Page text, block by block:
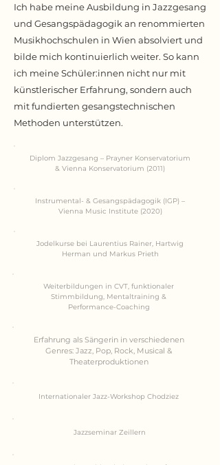
Ich habe meine Ausbildung in Jazzgesang
und Gesangspädagogik an renommierten
Musikhochschulen in Wien absolviert und
bilde mich kontinuierlich weiter. So kann
ich meine Schüler:innen nicht nur mit
künstlerischer Erfahrung, sondern auch
mit fundierten gesangstechnischen
Methoden unterstützen.​
Diplom Jazzgesang – Prayner Konservatorium
& Vienna Konservatorium (2011)
Instrumental- & Gesangspädagogik (IGP) –
Vienna Music Institute (2020)
Jodelkurse bei Laurentius Rainer, Hartwig
Herman und Markus Prieth
Weiterbildungen in CVT, funktionaler
Stimmbildung, Mentaltraining &
Performance-Coaching
Erfahrung als Sängerin in verschiedenen
Genres: Jazz, Pop, Rock, Musical &
Theaterproduktionen
Internationaler Jazz-Workshop Chodziez
Jazzseminar Zeillern